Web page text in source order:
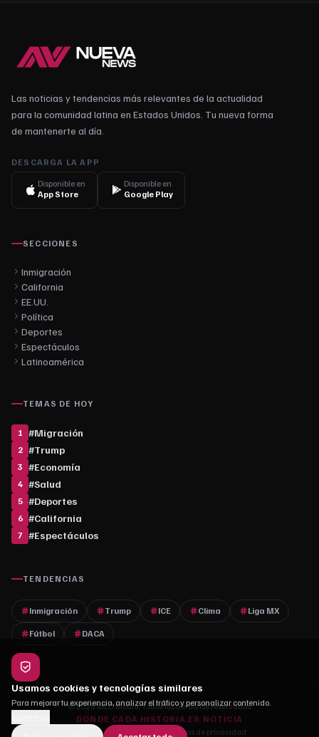
Las noticias y tendencias más relevantes de la actualidad
para la comunidad latina en Estados Unidos. Tu nueva forma
de mantenerte al día.
DESCARGA LA APP
Disponible en
App Store
Disponible en
Google Play
SECCIONES
Inmigración
California
EE.UU.
Política
Deportes
Espectáculos
Latinoamérica
TEMAS DE HOY
1 #Migración
2 #Trump
3 #Economía
4 #Salud
5 #Deportes
6 #California
7 #Espectáculos
TENDENCIAS
Inmigración Trump ICE Clima Liga MX
Fútbol DACA
© 2026 MLC Media. Todos los derechos reservados.
DONDE CADA HISTORIA ES NOTICIA
Quiénes somos
Políticas de privacidad
Usamos cookies y tecnologías similares
Para mejorar tu experiencia, analizar el tráfico y personalizar contenido.